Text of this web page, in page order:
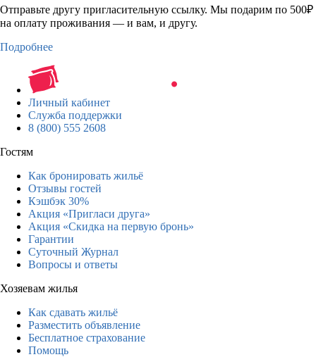
Отправьте другу пригласительную ссылку. Мы подарим по 500₽
на оплату проживания — и вам, и другу.
Подробнее
Личный кабинет
Служба поддержки
8 (800) 555 2608
Гостям
Как бронировать жильё
Отзывы гостей
Кэшбэк 30%
Акция «Пригласи друга»
Акция «Скидка на первую бронь»
Гарантии
Суточный Журнал
Вопросы и ответы
Хозяевам жилья
Как сдавать жильё
Разместить объявление
Бесплатное страхование
Помощь